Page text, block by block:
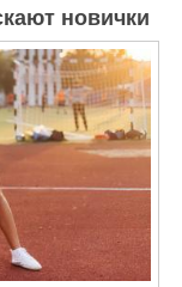
новички